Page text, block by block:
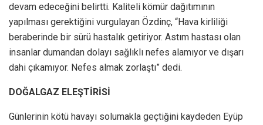
devam edeceğini belirtti. Kaliteli kömür dağıtımının
yapılması gerektiğini vurgulayan Özdinç, “Hava kirliliği
beraberinde bir sürü hastalık getiriyor. Astım hastası olan
insanlar dumandan dolayı sağlıklı nefes alamıyor ve dışarı
dahi çıkamıyor. Nefes almak zorlaştı” dedi.
DOĞALGAZ ELEŞTİRİSİ
Günlerinin kötü havayı solumakla geçtiğini kaydeden Eyüp